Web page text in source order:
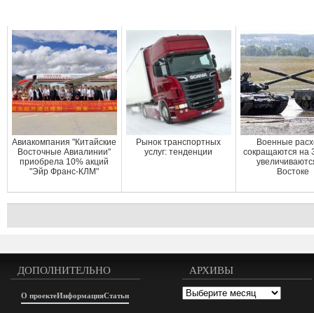
Авиакомпания "Китайские
Восточные Авиалинии"
приобрела 10% акций
"Эйр Франс-КЛМ"
Рынок транспортных
услуг: тенденции
Военные
сокращаются на
Востоке
ДОПОЛНИТЕЛЬНО
О проектеИнформацияСтатьи
АРХИВЫ
Архивы